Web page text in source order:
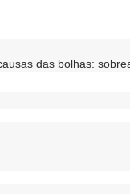
das bolhas: